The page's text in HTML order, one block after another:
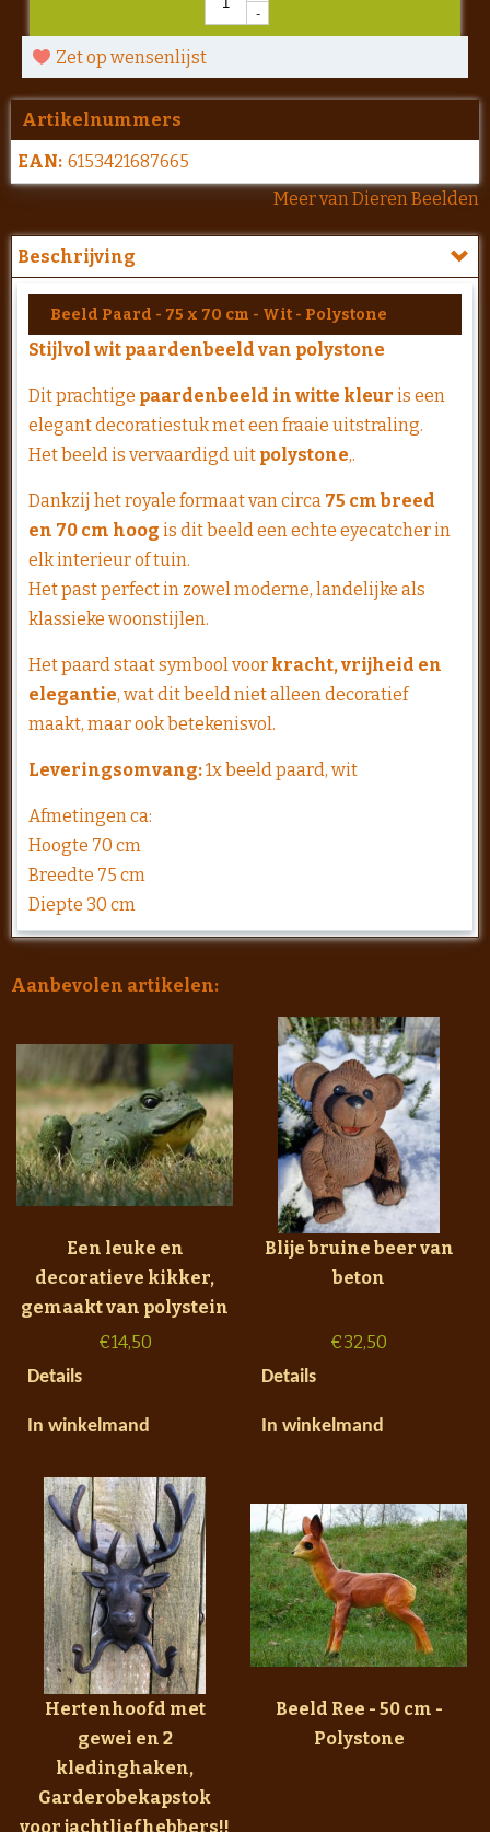
-
Zet op wensenlijst
Artikelnummers
EAN: 6153421687665
Meer van Dieren Beelden
Beschrijving
Beeld Paard - 75 x 70 cm - Wit - Polystone
Stijlvol wit paardenbeeld van polystone
Dit prachtige paardenbeeld in witte kleur is een
elegant decoratiestuk met een fraaie uitstraling.
Het beeld is vervaardigd uit polystone,.
Dankzij het royale formaat van circa 75 cm breed
en 70 cm hoog is dit beeld een echte eyecatcher in
elk interieur of tuin.
Het past perfect in zowel moderne, landelijke als
klassieke woonstijlen.
Het paard staat symbool voor kracht, vrijheid en
elegantie, wat dit beeld niet alleen decoratief
maakt, maar ook betekenisvol.
Leveringsomvang:1x beeld paard, wit
Afmetingen ca:
Hoogte 70 cm
Breedte 75 cm
Diepte 30 cm
Aanbevolen artikelen:
Een leuke en
decoratieve kikker,
gemaakt van polystein
€14,50
Details
In winkelmand
Blije bruine beer van
beton
€32,50
Details
In winkelmand
Hertenhoofd met
gewei en 2
kledinghaken,
Garderobekapstok
voor jachtliefhebbers!!
Beeld Ree - 50 cm -
Polystone